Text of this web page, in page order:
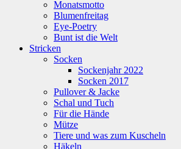
Monatsmotto
Blumenfreitag
Eye-Poetry
Bunt ist die Welt
Stricken
Socken
Sockenjahr 2022
Socken 2017
Pullover & Jacke
Schal und Tuch
Für die Hände
Mütze
Tiere und was zum Kuscheln
Häkeln